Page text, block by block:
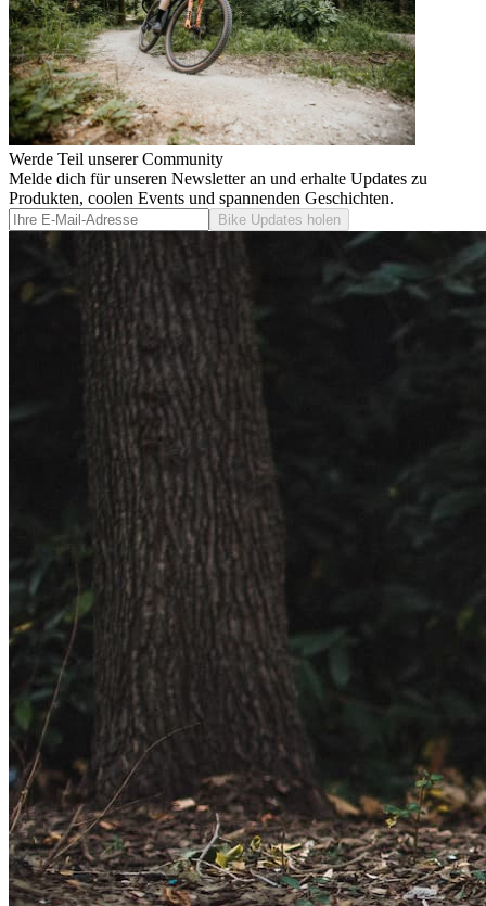
Werde Teil unserer Community
Melde dich für unseren Newsletter an und erhalte Updates zu
Produkten, coolen Events und spannenden Geschichten.
Bike Updates holen